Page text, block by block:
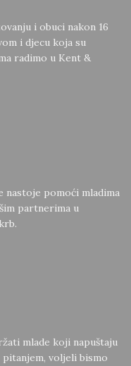
i obuci nakon 16
i djecu koja su
radimo u Kent &
pomoći mladima
partnerima u
mlade koji napuštaju
voljeli bismo